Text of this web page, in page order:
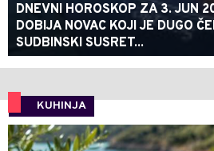
DNEVNI HOROSKOP ZA 3. JUN
DOBIJA NOVAC KOJI JE DUGO
SUDBINSKI SUSRET...
KUHINJA